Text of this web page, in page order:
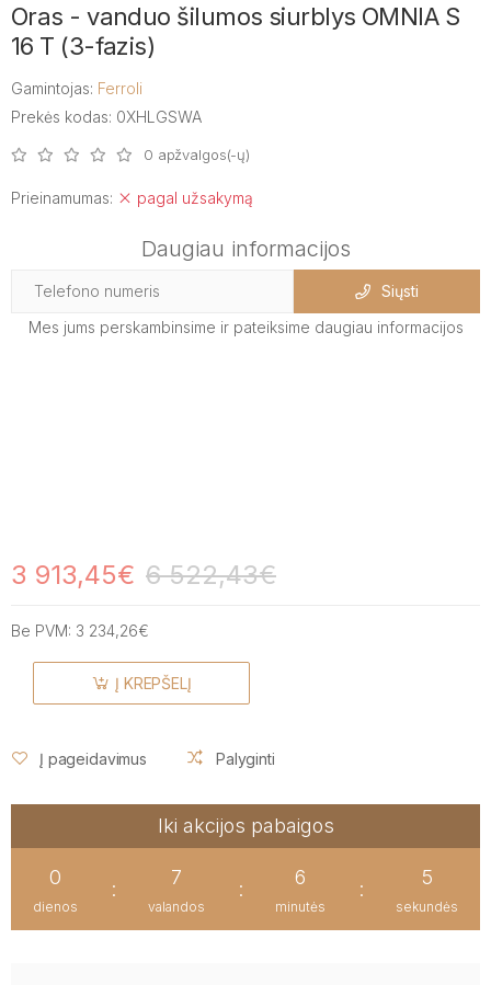
Oras - vanduo šilumos siurblys OMNIA S
16 T (3-fazis)
Gamintojas: Ferroli
Prekės kodas: 0XHLGSWA
0 apžvalgos(-ų)
Prieinamumas: pagal užsakymą
Daugiau informacijos
Siųsti
Mes jums perskambinsime ir pateiksime daugiau informacijos
3 913,45€ 6 522,43€
Be PVM: 3 234,26€
Į KREPŠELĮ
Į pageidavimus Palyginti
Iki akcijos pabaigos
0
dienos
:
7
valandos
:
6
minutės
:
5
sekundės